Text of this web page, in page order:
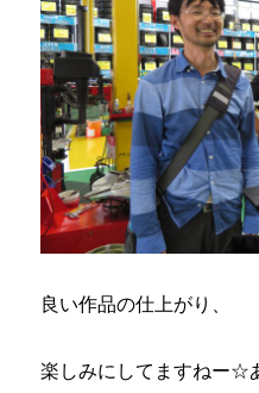
良い作品の仕上がり、
楽しみにしてますねー☆